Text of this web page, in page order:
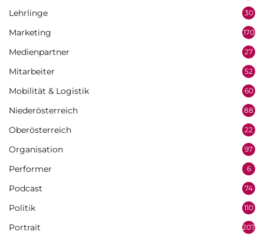
Lehrlinge 30
Marketing 170
Medienpartner 27
Mitarbeiter 52
Mobilität & Logistik 60
Niederösterreich 88
Oberösterreich 22
Organisation 97
Performer 6
Podcast 74
Politik 110
Portrait 207